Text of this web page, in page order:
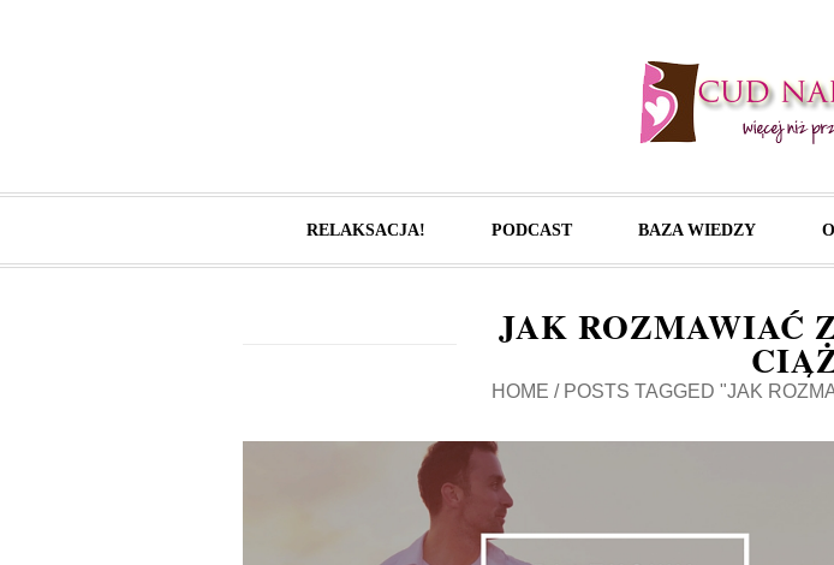
RELAKSACJA! PODCAST BAZA WIEDZY
JAK ROZMAWIAĆ
HOME / POSTS TAGGED "JAK